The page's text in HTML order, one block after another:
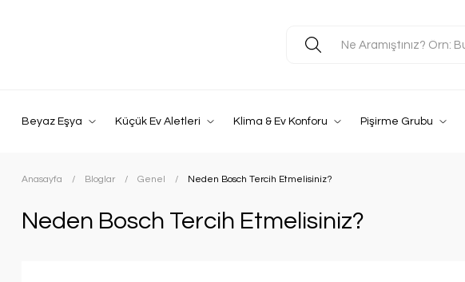
Beyaz Eşya Küçük Ev Aletleri Klima & Ev Konforu Pişirme Grubu
Anasayfa Bloglar Genel Neden Bosch Tercih Etmelisiniz?
Neden Bosch Tercih Etmelisiniz?